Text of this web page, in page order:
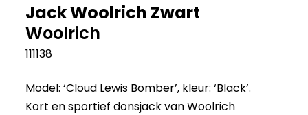
Jack Woolrich Zwart
Woolrich
111138
Model: ‘Cloud Lewis Bomber’, kleur: ‘Black’.
Kort en sportief donsjack van Woolrich